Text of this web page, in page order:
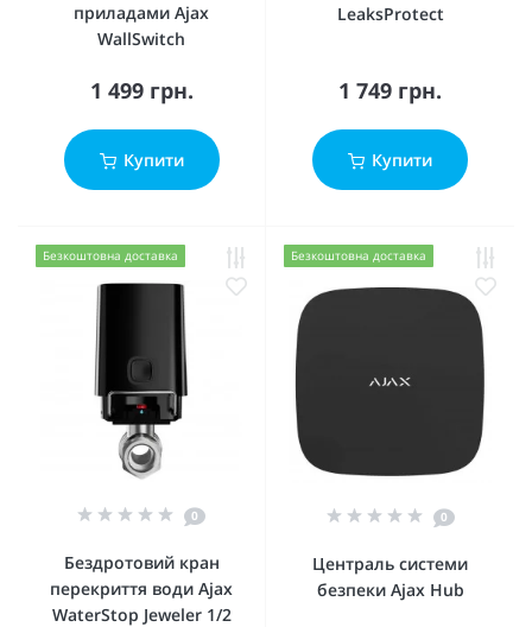
приладами Ajax
WallSwitch
1 499 грн.
Купити
LeaksProtect
1 749 грн.
Купити
Безкоштовна доставка
0
Бездротовий кран
перекриття води Ajax
WaterStop Jeweler 1/2
Безкоштовна доставка
0
Централь системи
безпеки Ajax Hub